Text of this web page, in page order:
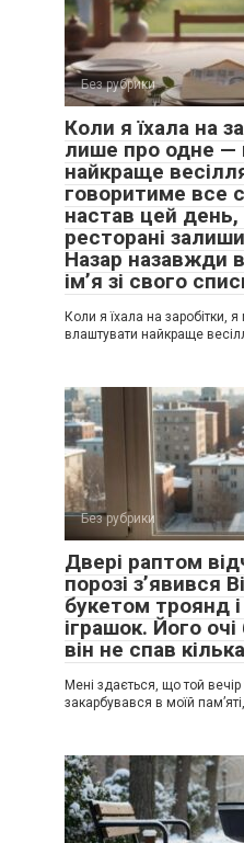
Без рубрики
Коли я їхала на
лише про одне —
найкраще
говоритиме все
настав цей день,
ресторані
Назар назавжди
ім’я зі свого
Коли я їхала на заробітки,
влаштувати найкраще
Без рубрики
Двері раптом
порозі з’явився
букетом троянд
іграшок. Його
він не спав
Мені здається, що той
закарбувався в моїй